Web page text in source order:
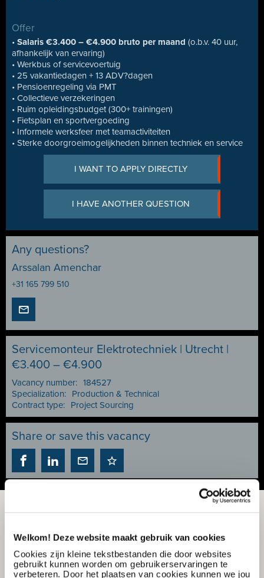
Welkom! Deze website maakt gebruik van cookies
Cookies zijn kleine tekstbestanden die door websites
gebruikt kunnen worden om gebruikerservaringen te
verbeteren. Door het plaatsen van cookies kunnen we jou
Offer
• Salaris €3.400 – €4.900 bruto per maand (o.b.v. 40 uur,
afhankelijk van ervaring)
• Werkbus of servicevoertuig
• 25 vakantiedagen + 13 ADV?dagen
• Pensioenregeling via PMT
• Collectieve verzekeringen
• Ruim opleidingsbudget (300+ trainingen)
• Fietsplan en sportvergoeding
• Informele werksfeer met teamactiviteiten
• Sterke doorgroeimogelijkheden binnen techniek en service
I WANT TO APPLY DIRECTLY
I HAVE ANOTHER QUESTION
Any questions?
Arssalan Amenchar
+31 165 799 510
Servicemonteur Elektrotechniek | Utrecht |
€3.400 – €4.900
Vacancy number: 184527
Specialization:
Production & Technical
Contract type:
Project Sourcing
Share or save this vacancy